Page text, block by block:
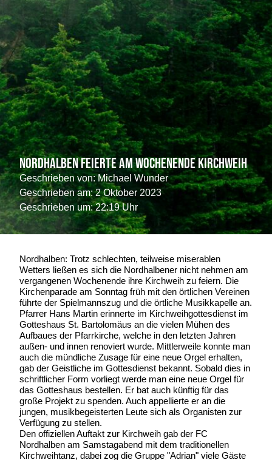
Nordhalben feierte am Wochenende Kirchweih
Geschrieben von:Michael Wunder
Geschrieben am: 2 Oktober 2023
Geschrieben um: 22:19 Uhr
Nordhalben: Trotz schlechten, teilweise miserablen
Wetters ließen es sich die Nordhalbener nicht nehmen am
vergangenen Wochenende ihre Kirchweih zu feiern. Die
Kirchenparade am Sonntag früh mit den örtlichen Vereinen
führte der Spielmannszug und die örtliche Musikkapelle an.
Pfarrer Hans Martin erinnerte im Kirchweihgottesdienst im
Gotteshaus St. Bartolomäus an die vielen Mühen des
Aufbaues der Pfarrkirche, welche in den letzten Jahren
außen- und innen renoviert wurde. Mittlerweile konnte man
auch die mündliche Zusage für eine neue Orgel erhalten,
gab der Geistliche im Gottesdienst bekannt. Sobald dies in
schriftlicher Form vorliegt werde man eine neue Orgel für
das Gotteshaus bestellen. Er bat auch künftig für das
große Projekt zu spenden. Auch appellierte er an die
jungen, musikbegeisterten Leute sich als Organisten zur
Verfügung zu stellen.
Den offiziellen Auftakt zur Kirchweih gab der FC
Nordhalben am Samstagabend mit dem traditionellen
Kirchweihtanz, dabei zog die Gruppe "Adrian" viele Gäste